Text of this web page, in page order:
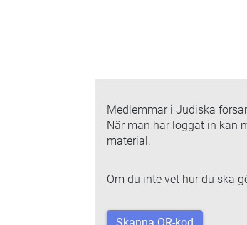
Medlemmar i Judiska
När man har loggat in kan
material.
Om du inte vet hur du ska